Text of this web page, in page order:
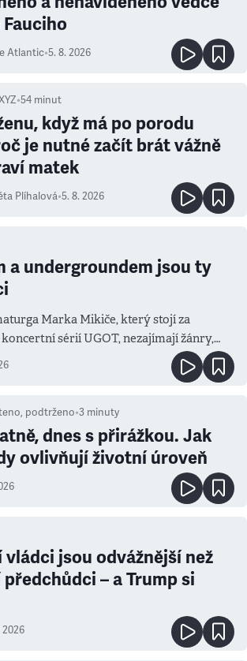
Atlantic•5. 8. 2026
•54 minut
když má po porodu
je nutné začít brát vážně
matek
Plíhalová•5. 8. 2026
a undergroundem jsou ty
Marka Mikiče, který stojí za
sérií UGOT, nezajímají žánry,
podtrženo•3 minuty
dnes s přirážkou. Jak
ovlivňují životní úroveň
jsou odvážnější než
– a Trump si
2026